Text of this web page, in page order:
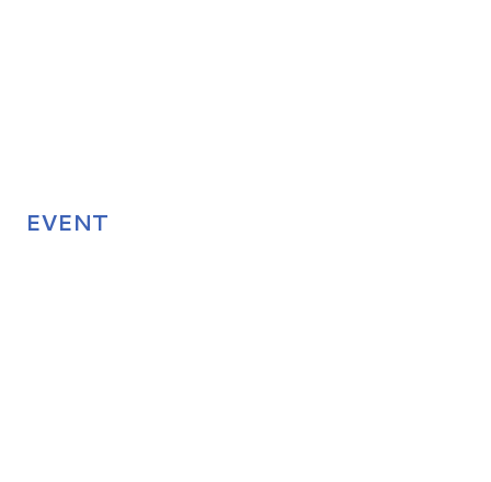
EVENT